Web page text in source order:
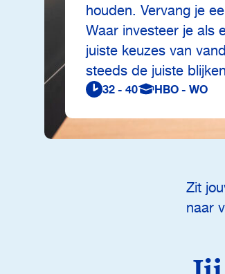
houden. Vervang je
Waar investeer je als
juiste keuzes van
steeds de juiste
32 - 40 HBO - WO
Zit
naar